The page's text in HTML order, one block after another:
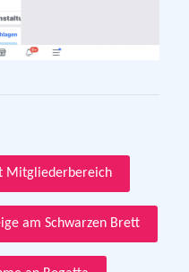
Mitgliederbereich
am Schwarzen Brett